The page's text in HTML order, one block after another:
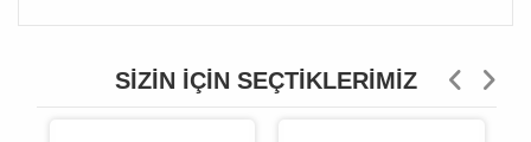
SIZIN İÇIN SEÇTIKLERIMIZ